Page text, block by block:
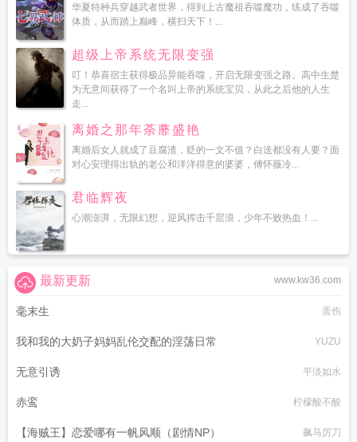
华夏特种兵穿越武者世界，得到上古魔祖吞噬魔功，练成了吞噬
体质，从而踏上巅峰，横扫天下！...
超级上帝系统无限变强
叮！恭喜宿主获得极品异能吞噬，开启无限变强之路。高中生楚
为无意间获得了一个名叫上帝的系统宝贝，从此之后他的人生
走...
离婚之那年荼蘼盛艳
离婚后女人就成了豆腐渣，贬的一文不值？白送都没有人要？面
对心安理得出轨的老公和洋洋得意的婆婆，傅怀薇冷...
君临辉夜
心潮澎湃，无限幻想，迎风挥击千层浪，少年不败热血！...
www.kw36.com
最新更新
毫末生 蛋伤
我和我的大奶子妈妈乱伦交配的淫荡日常 YUZU
无意引诱 平淡如水
赤鸾 柠檬酸不酸
【海贼王】恋爱哪有一帆风顺（剧情NP） 飙马厉刀